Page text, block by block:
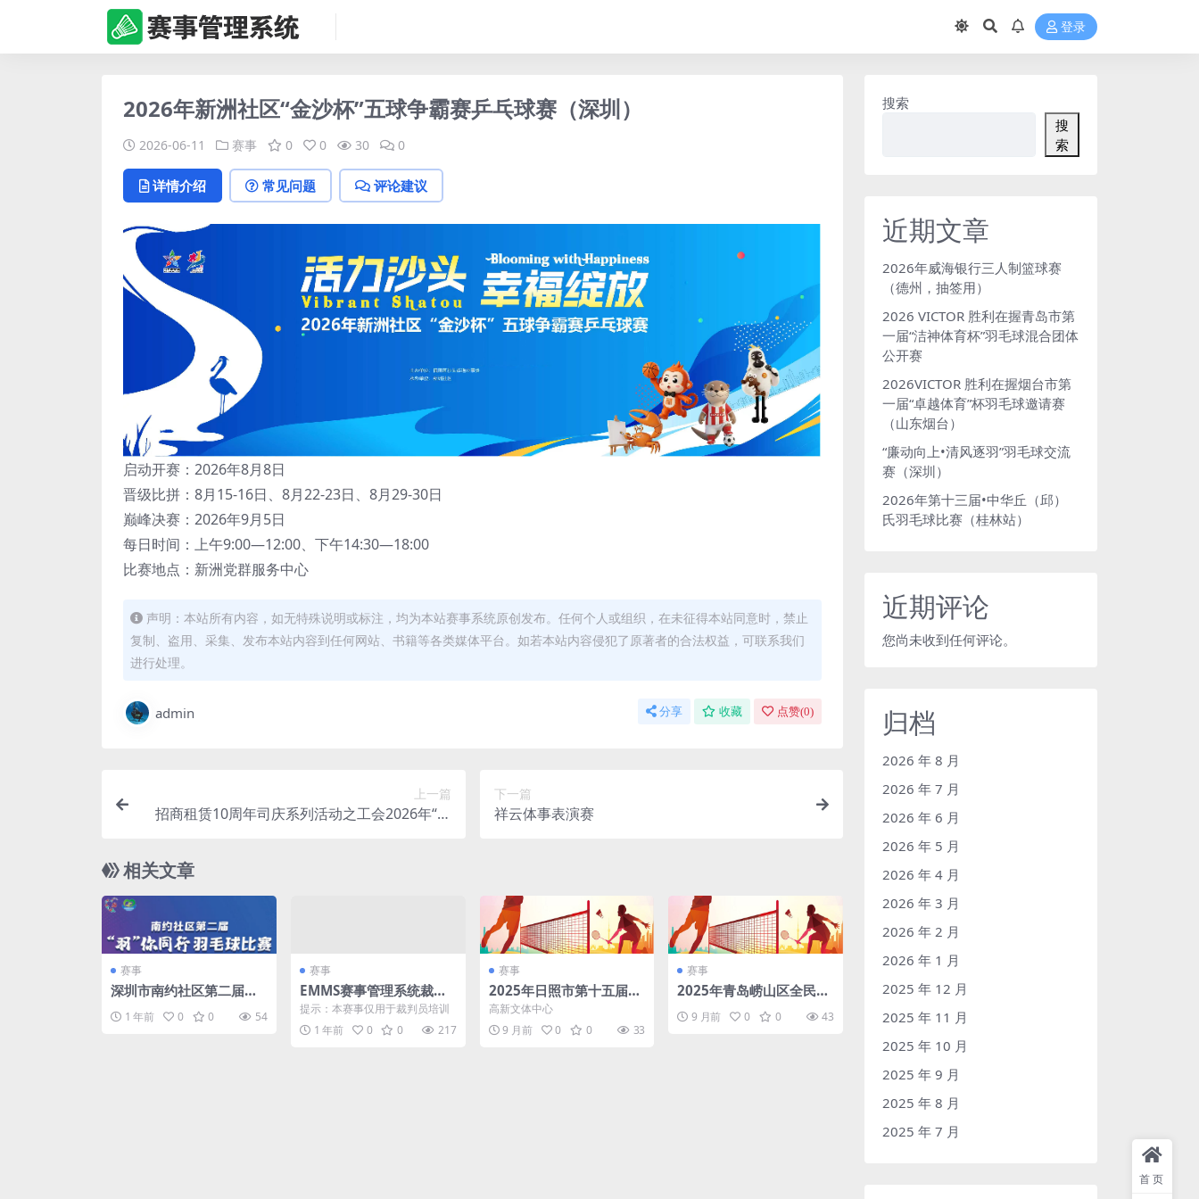
登录
2026年新洲社区“金沙杯”五球争霸赛乒乓球赛（深圳）
2026-06-11 赛事 0 0 30 0
详情介绍 常见问题 评论建议
启动开赛：2026年8月8日
晋级比拼：8月15-16日、8月22-23日、8月29-30日
巅峰决赛：2026年9月5日
每日时间：上午9:00—12:00、下午14:30—18:00
比赛地点：新洲党群服务中心
声明：本站所有内容，如无特殊说明或标注，均为本站赛事系统原创发布。任何个人或组织，在未征得本站同意时，禁止
复制、盗用、采集、发布本站内容到任何网站、书籍等各类媒体平台。如若本站内容侵犯了原著者的合法权益，可联系我们
进行处理。
admin 分享 收藏 点赞(0)
上一篇
招商租赁10周年司庆系列活动之工会2026年“嘉
下一篇
祥云体事表演赛
相关文章
赛事
深圳市南约社区第二届
“羽”你同行羽毛球比赛
1 年前 0 0 54
赛事
EMMS赛事管理系统裁判
员培训模拟赛
提示：本赛事仅用于裁判员培训
1 年前
0 0 217
赛事
2025年日照市第十五届全
民健身运动会羽毛球比赛
高新文体中心
9 月前
0 0 33
赛事
2025年青岛崂山区全民健
9 月前 0 0 43
搜索
搜
索
近期文章
2026年威海银行三人制篮球赛
（德州，抽签用）
2026 VICTOR 胜利在握青岛市第
一届“洁神体育杯”羽毛球混合团体
公开赛
2026VICTOR 胜利在握烟台市第
一届“卓越体育”杯羽毛球邀请赛
（山东烟台）
“廉动向上•清风逐羽”羽毛球交流
赛（深圳）
2026年第十三届•中华丘（邱）
氏羽毛球比赛（桂林站）
近期评论
您尚未收到任何评论。
归档
2026 年 8 月
2026 年 7 月
2026 年 6 月
2026 年 5 月
2026 年 4 月
2026 年 3 月
2026 年 2 月
2026 年 1 月
2025 年 12 月
2025 年 11 月
2025 年 10 月
2025 年 9 月
2025 年 8 月
2025 年 7 月
首页